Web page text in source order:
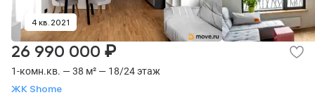
4 кв. 2021
1-комн.кв. — 38 м² — 18/24 этаж
ЖК Shome
26 990 000 ₽